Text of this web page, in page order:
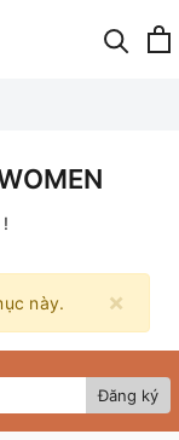
×
này.
Đăng ký